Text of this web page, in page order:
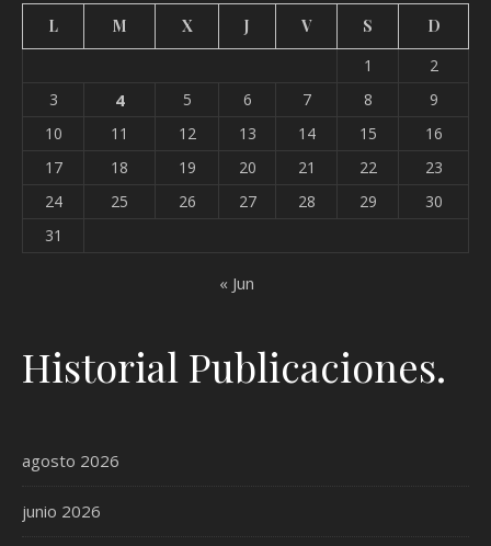
L M X J V S
D
1
2
3
4 5 6 7 8
9
10
11 12 13 14 15
16
17
18 19 20 21 22
23
24
25 26 27 28 29
30
31
« Jun
Historial Publicaciones.
agosto 2026
junio 2026